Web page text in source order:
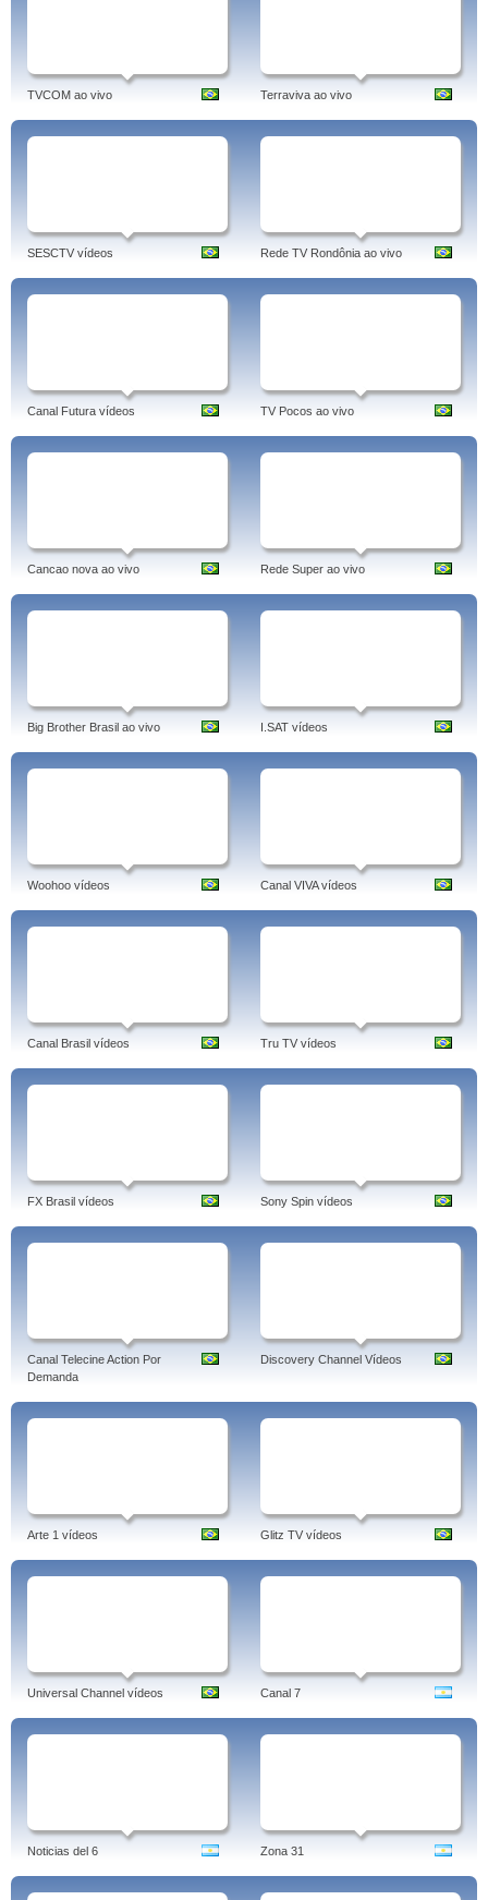
TVCOM ao vivo Terraviva ao vivo
SESCTV vídeos Rede TV Rondônia ao vivo
Canal Futura vídeos TV Pocos ao vivo
Cancao nova ao vivo Rede Super ao vivo
Big Brother Brasil ao vivo I.SAT vídeos
Woohoo vídeos Canal VIVA vídeos
Canal Brasil vídeos Tru TV vídeos
FX Brasil vídeos Sony Spin vídeos
Canal Telecine Action Por
Demanda
Discovery Channel Vídeos
Arte 1 vídeos Glitz TV vídeos
Universal Channel vídeos Canal 7
Noticias del 6 Zona 31